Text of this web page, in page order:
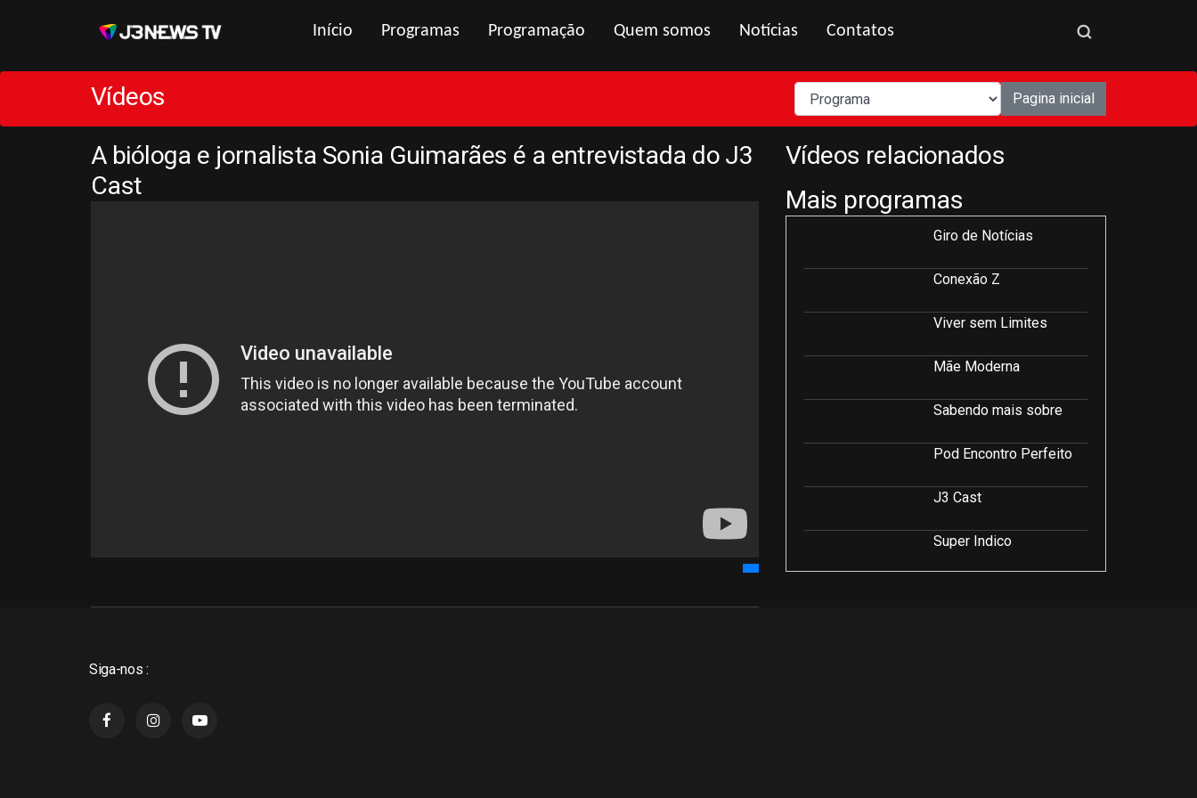
Início Programas Programação Quem somos Notícias Contatos
Vídeos Pagina inicial
A bióloga e jornalista Sonia Guimarães é a entrevistada do J3
Cast
Vídeos relacionados
Mais programas
Giro de Notícias
Conexão Z
Viver sem Limites
Mãe Moderna
Sabendo mais sobre
Pod Encontro Perfeito
J3 Cast
Super Indico
Siga-nos :